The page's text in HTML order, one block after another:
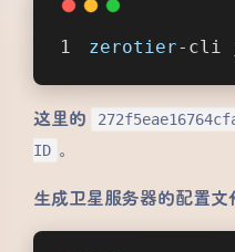
zerotier-cli
这里的
ID 。
生成卫星服务器的配置文